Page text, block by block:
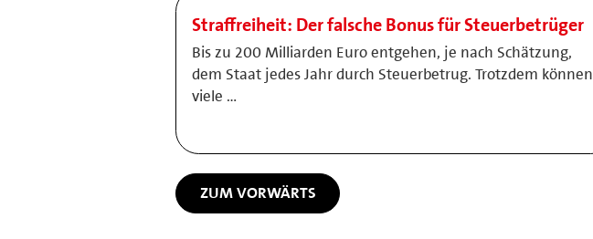
Straffreiheit: Der falsche Bonus für Steuerbetrüger
Bis zu 200 Milliarden Euro entgehen, je nach Schätzung,
dem Staat jedes Jahr durch Steuerbetrug. Trotzdem können
viele …
ZUM VORWÄRTS